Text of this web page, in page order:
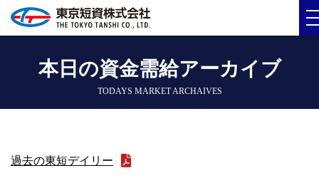
本日の資金需給アーカイブ
TODAYS MARKET ARCHAIVES
過去の東短デイリー